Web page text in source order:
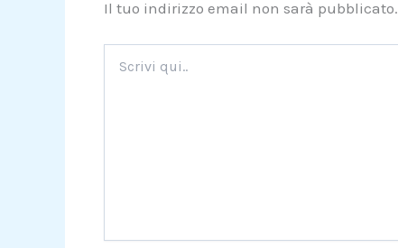
Il tuo indirizzo email non sarà pubblicato.
qui..